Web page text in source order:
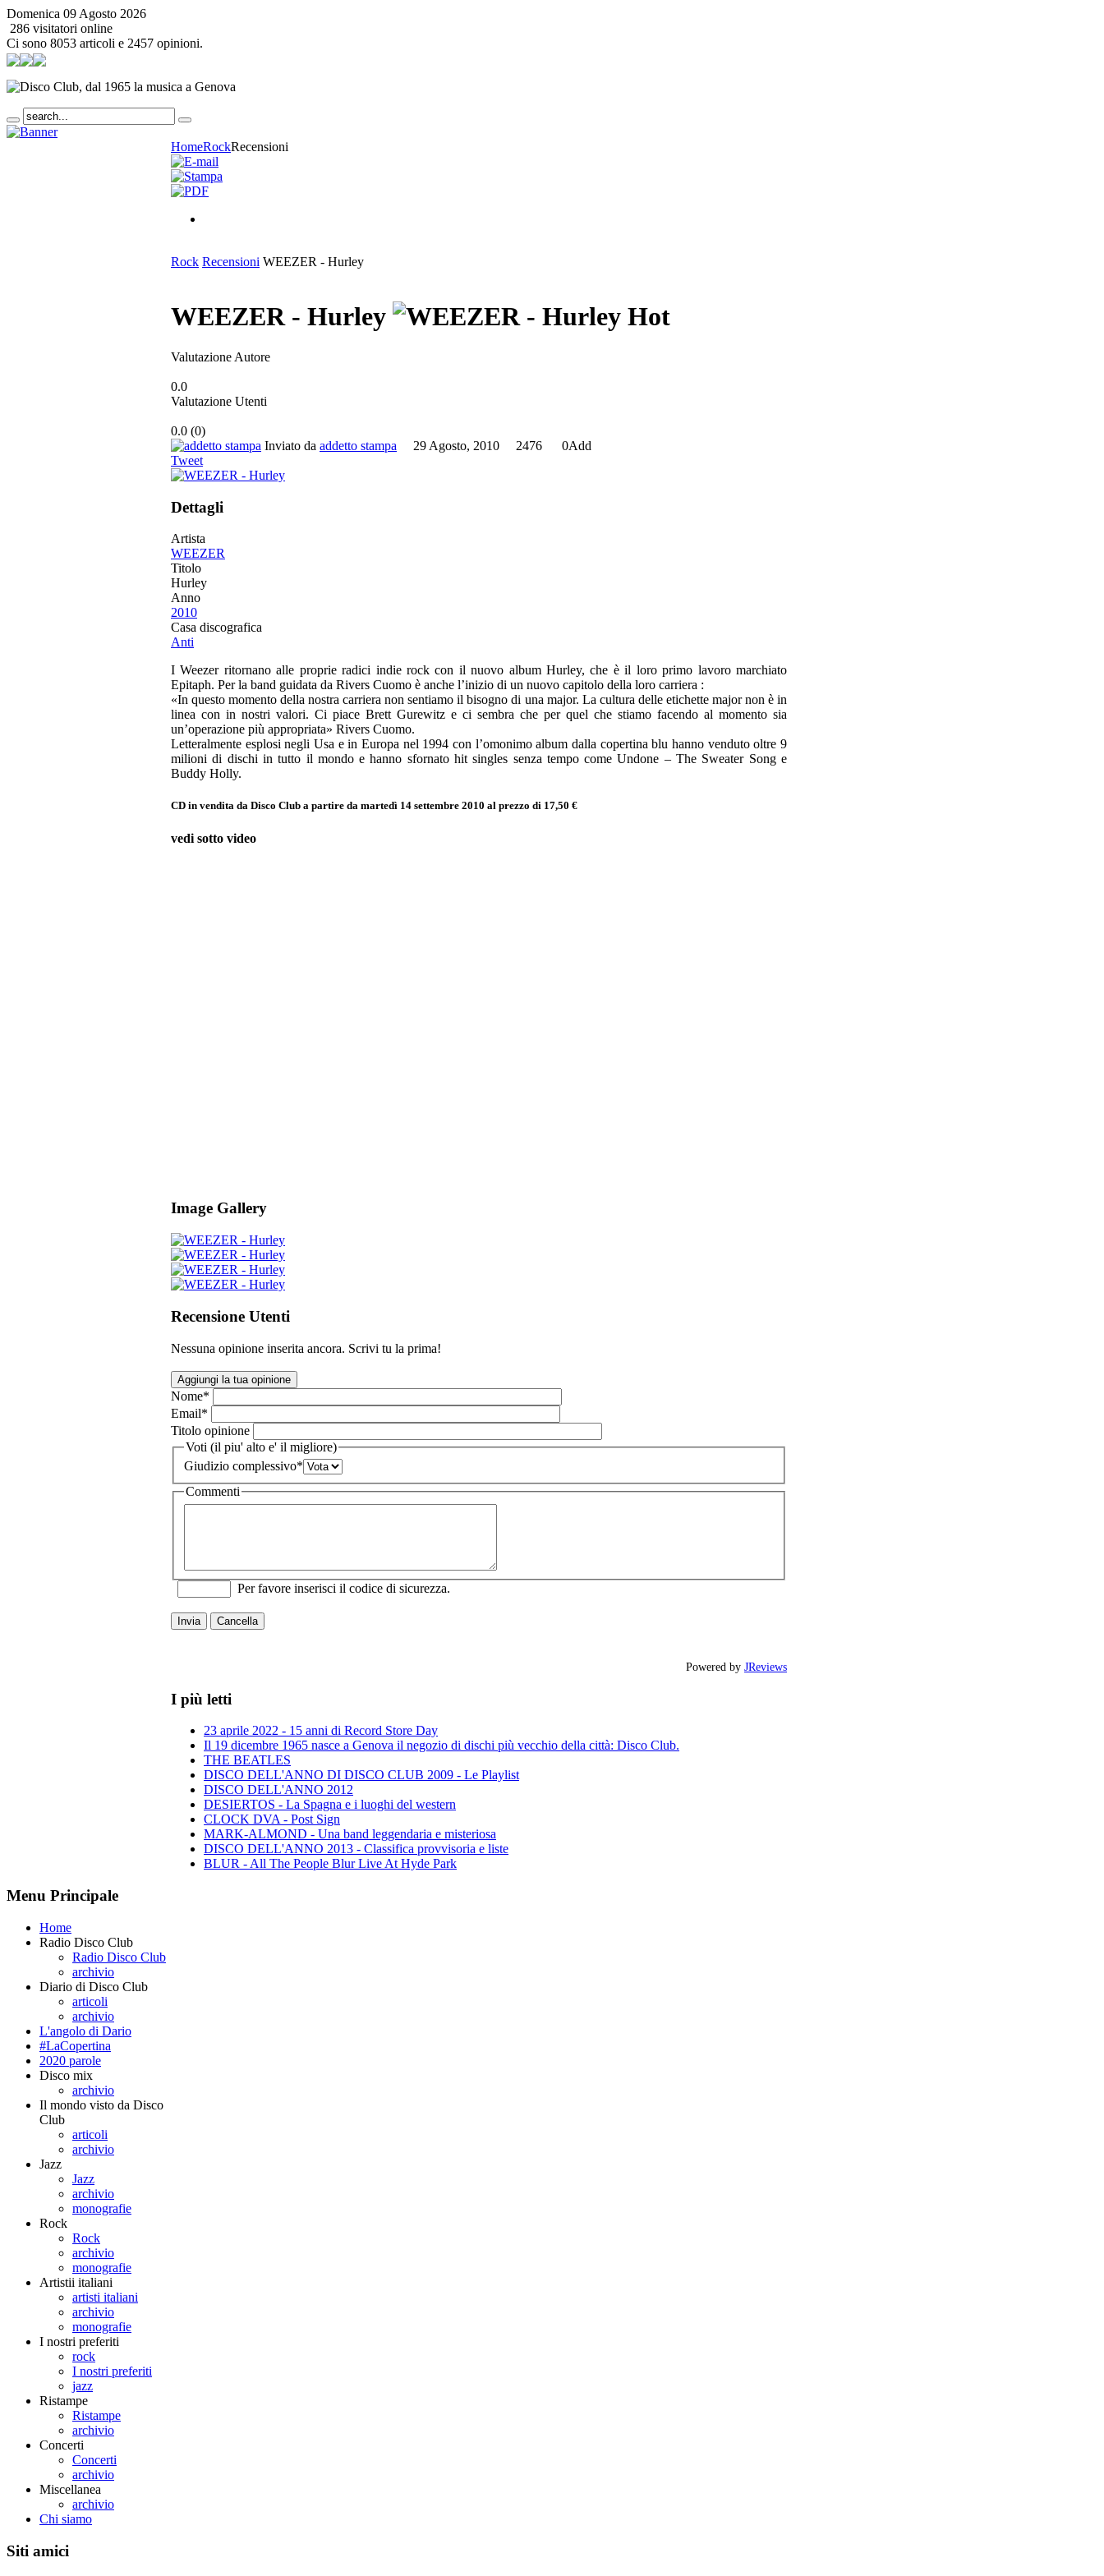
Domenica 09 Agosto 2026
286 visitatori online
Ci sono 8053 articoli e 2457 opinioni.
HomeRockRecensioni
Rock Recensioni WEEZER - Hurley
WEEZER - Hurley Hot
Valutazione Autore
0.0
Valutazione Utenti
0.0 (0)
Inviato da addetto stampa 29 Agosto, 2010 2476 0Add
Tweet
Dettagli
Artista
WEEZER
Titolo
Hurley
Anno
2010
Casa discografica
Anti
I Weezer ritornano alle proprie radici indie rock con il nuovo album Hurley, che è il loro primo lavoro marchiato
Epitaph. Per la band guidata da Rivers Cuomo è anche l’inizio di un nuovo capitolo della loro carriera :
«In questo momento della nostra carriera non sentiamo il bisogno di una major. La cultura delle etichette major non è in
linea con in nostri valori. Ci piace Brett Gurewitz e ci sembra che per quel che stiamo facendo al momento sia
un’operazione più appropriata» Rivers Cuomo.
Letteralmente esplosi negli Usa e in Europa nel 1994 con l’omonimo album dalla copertina blu hanno venduto oltre 9
milioni di dischi in tutto il mondo e hanno sfornato hit singles senza tempo come Undone – The Sweater Song e
Buddy Holly.
CD in vendita da Disco Club a partire da martedì 14 settembre 2010 al prezzo di 17,50 €
vedi sotto video
Image Gallery
Recensione Utenti
Nessuna opinione inserita ancora. Scrivi tu la prima!
Aggiungi la tua opinione
Nome*
Email*
Titolo opinione
Voti (il piu' alto e' il migliore)
Giudizio complessivo*
Commenti
Per favore inserisci il codice di sicurezza.
Invia Cancella
Powered by JReviews
I più letti
23 aprile 2022 - 15 anni di Record Store Day
Il 19 dicembre 1965 nasce a Genova il negozio di dischi più vecchio della città: Disco Club.
THE BEATLES
DISCO DELL'ANNO DI DISCO CLUB 2009 - Le Playlist
DISCO DELL'ANNO 2012
DESIERTOS - La Spagna e i luoghi del western
CLOCK DVA - Post Sign
MARK-ALMOND - Una band leggendaria e misteriosa
DISCO DELL'ANNO 2013 - Classifica provvisoria e liste
BLUR - All The People Blur Live At Hyde Park
Menu Principale
Home
Radio Disco Club
Radio Disco Club
archivio
Diario di Disco Club
articoli
archivio
L'angolo di Dario
#LaCopertina
2020 parole
Disco mix
archivio
Il mondo visto da Disco
Club
articoli
archivio
Jazz
Jazz
archivio
monografie
Rock
Rock
archivio
monografie
Artistii italiani
artisti italiani
archivio
monografie
I nostri preferiti
rock
I nostri preferiti
jazz
Ristampe
Ristampe
archivio
Concerti
Concerti
archivio
Miscellanea
archivio
Chi siamo
Siti amici